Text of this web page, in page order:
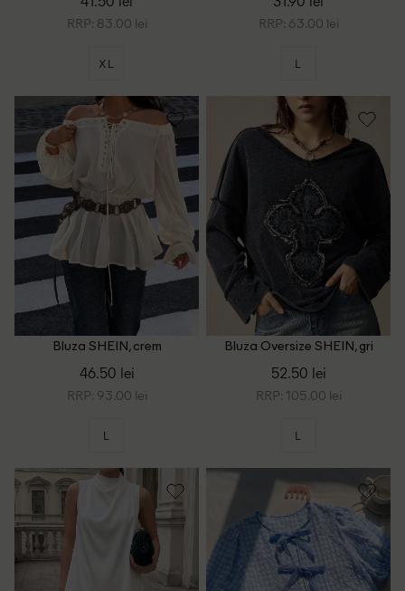
RRP: 83.00 lei
XL
RRP: 63.00 lei
L
Bluza SHEIN, crem
46.50 lei
RRP: 93.00 lei
L
Bluza Oversize SHEIN, gri
52.50 lei
RRP: 105.00 lei
L